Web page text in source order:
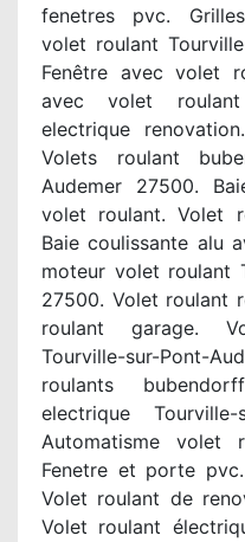
fenetres pvc.
volet roulant
Fenêtre avec volet
avec volet
electrique
Volets roulant
Audemer 27500.
volet roulant. Volet
Baie coulissante alu
moteur volet roulant
27500. Volet roulant
roulant garage.
Tourville-sur-
roulants
electrique Tourville-
Automatisme volet
Fenetre et porte
Volet roulant de
Volet roulant